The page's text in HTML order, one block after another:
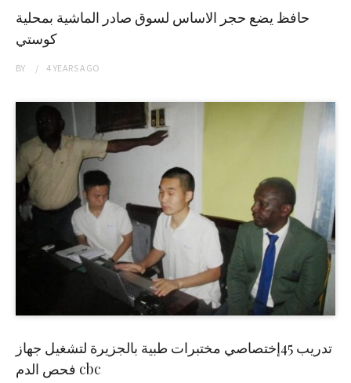
حافظ يضع حجر الاساس لسوق صادر الماشية بمحلية
كوستي
BY 4 YEARSAGO
تدريب 45إختصاصي مختبرات طبية بالجزيرة لتشغيل جهاز
فحص الدم cbc